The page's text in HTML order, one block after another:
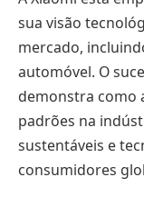
sua visão
mercado,
automóvel. O
demonstra como
padrões na
sustentáveis e
consumidores